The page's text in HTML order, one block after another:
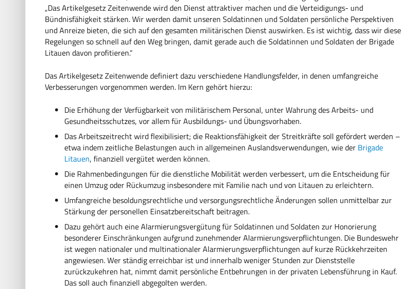
„Das Artikelgesetz Zeitenwende wird den Dienst attraktiver machen und die Verteidigungs- und
Bündnisfähigkeit stärken. Wir werden damit unseren Soldatinnen und Soldaten persönliche Perspektiven
und Anreize bieten, die sich auf den gesamten militärischen Dienst auswirken. Es ist wichtig, dass wir diese
Regelungen so schnell auf den Weg bringen, damit gerade auch die Soldatinnen und Soldaten der Brigade
Litauen davon profitieren.“
Das Artikelgesetz Zeitenwende definiert dazu verschiedene Handlungsfelder, in denen umfangreiche
Verbesserungen vorgenommen werden. Im Kern gehört hierzu:
Die Erhöhung der Verfügbarkeit von militärischem Personal, unter Wahrung des Arbeits- und
Gesundheitsschutzes, vor allem für Ausbildungs- und Übungsvorhaben.
Das Arbeitszeitrecht wird flexibilisiert; die Reaktionsfähigkeit der Streitkräfte soll gefördert werden –
etwa indem zeitliche Belastungen auch in allgemeinen Auslandsverwendungen, wie der Brigade
Litauen, finanziell vergütet werden können.
Die Rahmenbedingungen für die dienstliche Mobilität werden verbessert, um die Entscheidung für
einen Umzug oder Rückumzug insbesondere mit Familie nach und von Litauen zu erleichtern.
Umfangreiche besoldungsrechtliche und versorgungsrechtliche Änderungen sollen unmittelbar zur
Stärkung der personellen Einsatzbereitschaft beitragen.
Dazu gehört auch eine Alarmierungsvergütung für Soldatinnen und Soldaten zur Honorierung
besonderer Einschränkungen aufgrund zunehmender Alarmierungsverpflichtungen. Die Bundeswehr
ist wegen nationaler und multinationaler Alarmierungsverpflichtungen auf kurze Rückkehrzeiten
angewiesen. Wer ständig erreichbar ist und innerhalb weniger Stunden zur Dienststelle
zurückzukehren hat, nimmt damit persönliche Entbehrungen in der privaten Lebensführung in Kauf.
Das soll auch finanziell abgegolten werden.